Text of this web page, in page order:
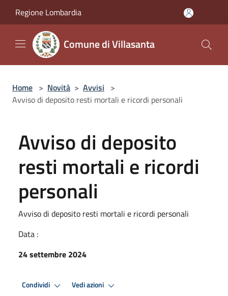
Regione Lombardia
Comune di Villasanta
Home > Novità > Avvisi >
Avviso di deposito resti mortali e ricordi personali
Avviso di deposito
resti mortali e ricordi
personali
Avviso di deposito resti mortali e ricordi personali
Data :
24 settembre 2024
Condividi Vedi azioni